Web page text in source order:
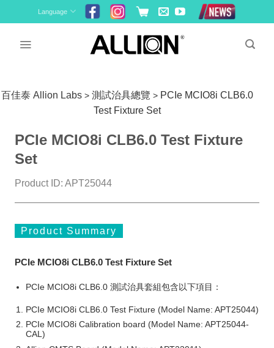
to
Language
百佳泰 Allion Labs >測試治具總覽 > PCIe MCIO8i CLB6.0
Test Fixture Set
PCIe MCIO8i CLB6.0 Test Fixture
Set
Product ID: APT25044
Product Summary
PCIe MCIO8i CLB6.0 Test Fixture Set
PCIe MCIO8i CLB6.0 測試治具套組包含以下項目：
PCIe MCIO8i CLB6.0 Test Fixture (Model Name: APT25044)
PCIe MCIO8i Calibration board (Model Name: APT25044-
CAL)